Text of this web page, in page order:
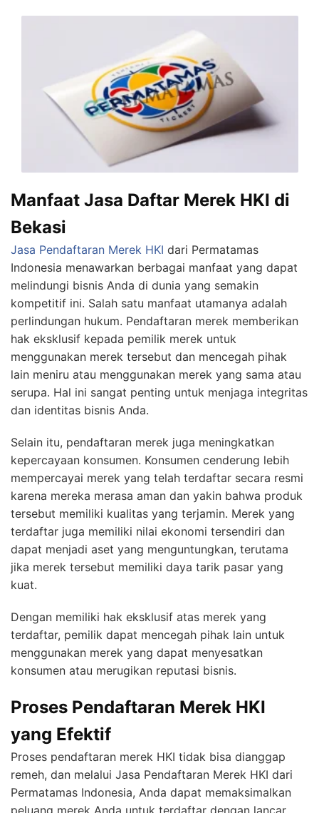
Manfaat Jasa Daftar Merek HKI di
Bekasi
Jasa Pendaftaran Merek HKI dari Permatamas
Indonesia menawarkan berbagai manfaat yang dapat
melindungi bisnis Anda di dunia yang semakin
kompetitif ini. Salah satu manfaat utamanya adalah
perlindungan hukum. Pendaftaran merek memberikan
hak eksklusif kepada pemilik merek untuk
menggunakan merek tersebut dan mencegah pihak
lain meniru atau menggunakan merek yang sama atau
serupa. Hal ini sangat penting untuk menjaga integritas
dan identitas bisnis Anda.
Selain itu, pendaftaran merek juga meningkatkan
kepercayaan konsumen. Konsumen cenderung lebih
mempercayai merek yang telah terdaftar secara resmi
karena mereka merasa aman dan yakin bahwa produk
tersebut memiliki kualitas yang terjamin. Merek yang
terdaftar juga memiliki nilai ekonomi tersendiri dan
dapat menjadi aset yang menguntungkan, terutama
jika merek tersebut memiliki daya tarik pasar yang
kuat.
Dengan memiliki hak eksklusif atas merek yang
terdaftar, pemilik dapat mencegah pihak lain untuk
menggunakan merek yang dapat menyesatkan
konsumen atau merugikan reputasi bisnis.
Proses Pendaftaran Merek HKI
yang Efektif
Proses pendaftaran merek HKI tidak bisa dianggap
remeh, dan melalui Jasa Pendaftaran Merek HKI dari
Permatamas Indonesia, Anda dapat memaksimalkan